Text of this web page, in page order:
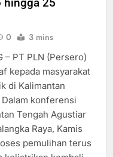
hingga 25
0 3 mins
– PT PLN (Persero)
kepada masyarakat
di Kalimantan
konferensi
Tengah Agustiar
Raya, Kamis
pemulihan terus